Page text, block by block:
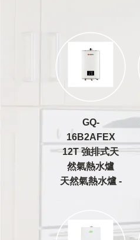
GQ-
16B2AFEX
12T 強排式天
然氣熱水爐
天然氣熱水爐 -